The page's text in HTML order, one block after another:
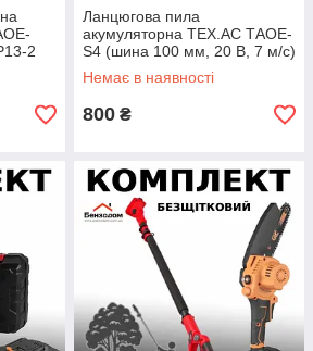
2
с)
Ланцюгова пила
акумуляторна TEX.AC ТАOE-
S4 (шина 100 мм, 20 В, 7 м/с)
тушка, без акб і зарядного
Немає в наявності
800 ₴